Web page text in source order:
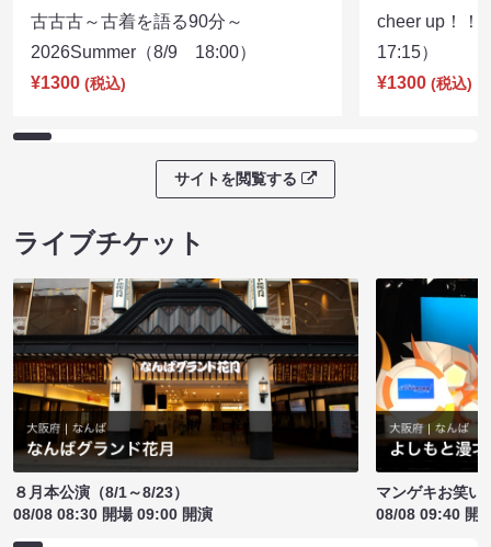
古古古～古着を語る90分～
2026Summer（8/9 18:00）
¥1300 (税込)
cheer up！
17:15）
¥1300 (税込)
サイトを閲覧する
ライブチケット
８月本公演（8/1～8/23）
08/08 08:30 開場 09:00 開演
マンゲキお笑い
08/08 09:40 開